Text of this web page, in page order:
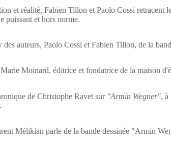
et réalité, Fabien Tillon et Paolo Cossi retracent
puissant et hors norme.
des auteurs, Paolo Cossi et Fabien Tillon, de la
Moinard, éditrice et fondatrice de la maison
de Christophe Ravet sur "Armin Wegner", à
Mélikian parle de la bande dessinée "Armin